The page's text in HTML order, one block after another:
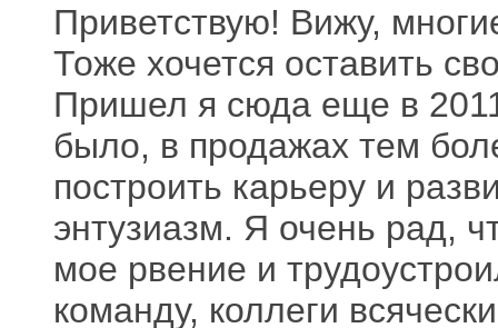
Приветствую! Вижу,
Тоже хочется оставить
Пришел я сюда еще в
было, в продажах тем
построить карьеру и
энтузиазм. Я очень рад,
мое рвение и
команду, коллеги